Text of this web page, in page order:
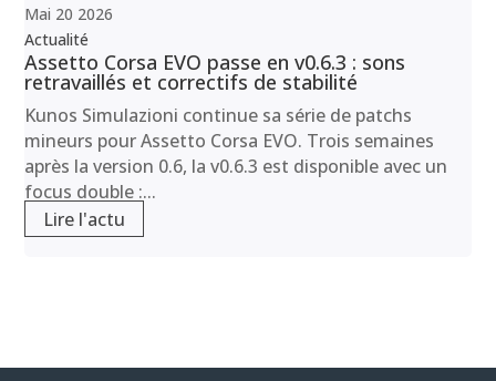
Mai 20 2026
Actualité
Assetto Corsa EVO passe en v0.6.3 : sons
retravaillés et correctifs de stabilité
Kunos Simulazioni continue sa série de patchs
mineurs pour Assetto Corsa EVO. Trois semaines
après la version 0.6, la v0.6.3 est disponible avec un
focus double :...
Lire l'actu